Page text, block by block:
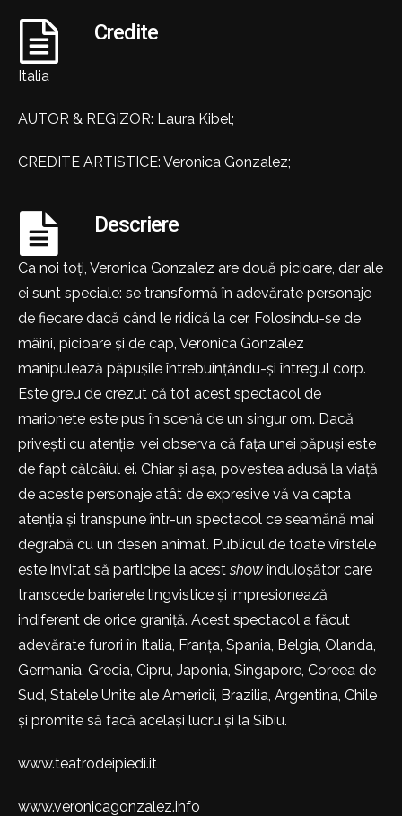
Credite
Italia
AUTOR & REGIZOR: Laura Kibel;
CREDITE ARTISTICE: Veronica Gonzalez;
Descriere
Ca noi toți, Veronica Gonzalez are două picioare, dar ale
ei sunt speciale: se transformă în adevărate personaje
de fiecare dacă când le ridică la cer. Folosindu-se de
mâini, picioare și de cap, Veronica Gonzalez
manipulează păpușile întrebuințându-și întregul corp.
Este greu de crezut că tot acest spectacol de
marionete este pus în scenă de un singur om. Dacă
privești cu atenție, vei observa că fața unei păpuși este
de fapt călcâiul ei. Chiar și așa, povestea adusă la viață
de aceste personaje atât de expresive vă va capta
atenția și transpune într-un spectacol ce seamănă mai
degrabă cu un desen animat. Publicul de toate vîrstele
este invitat să participe la acestshowînduioșător care
transcede barierele lingvistice și impresionează
indiferent de orice graniță. Acest spectacol a făcut
adevărate furori în Italia, Franța, Spania, Belgia, Olanda,
Germania, Grecia, Cipru, Japonia, Singapore, Coreea de
Sud, Statele Unite ale Americii, Brazilia, Argentina, Chile
și promite să facă același lucru și la Sibiu.
www.teatrodeipiedi.it
www.veronicagonzalez.info